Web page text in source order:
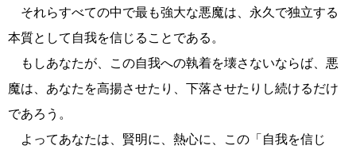
それらすべての中で最も強大な悪魔は、永久で独立する
本質として自我を信じることである。
もしあなたが、この自我への執着を壊さないならば、悪
魔は、あなたを高揚させたり、下落させたりし続けるだけ
であろう。
よってあなたは、賢明に、熱心に、この「自我を信じ